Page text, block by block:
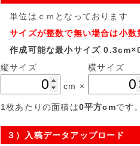
単位はｃｍとなっております
サイズが整数で無い場合は小
作成可能な最小サイズ
縦サイズ
cm ×
横サイズ
1枚あたりの面積は0平方cmです。
３）入稿データアップロード